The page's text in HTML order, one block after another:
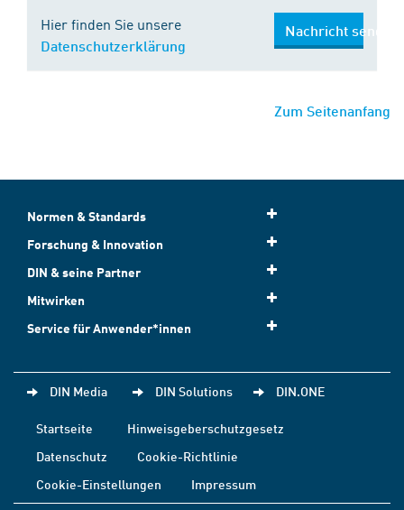
Hier finden Sie unsere
Datenschutzerklärung
Nachricht senden
Zum Seitenanfang
Normen & Standards
Forschung & Innovation
DIN & seine Partner
Mitwirken
Service für Anwender*innen
DIN Media DIN Solutions DIN.ONE
Startseite
Hinweisgeberschutzgesetz
Datenschutz
Cookie-Richtlinie
Cookie-Einstellungen
Impressum